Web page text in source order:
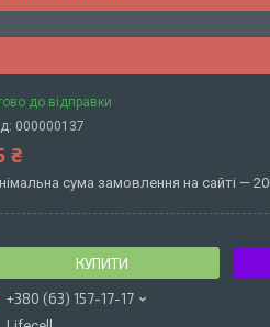
до відправки
000000137
₴
сума замовлення на сайті —
КУПИТИ
+380 (63) 157-17-17